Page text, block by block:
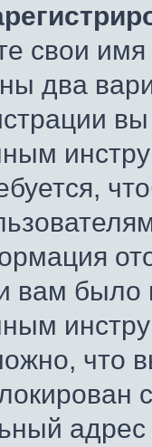
свои
два
вам
что
адрес